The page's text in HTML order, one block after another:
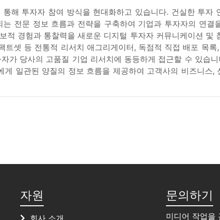
해 투자자 참여 방식을 현대화하고 있습니다. 건실한 투자
전문 정보 흐름과 전략을 구축하여 기업과 투자자의 연결
적 경험과 통찰력을 새로운 디지털 투자자 커뮤니케이션 및
트셋 등 전통적 리서치 애그리게이터, 독점적 직접 배포 목
가 당사의 고품질 기업 리서치에 동등하게 접근할 수 있습
일관된 양질의 정보 흐름을 제공하여 고객사의 비즈니스
자원 문의하기
미디어 작업을